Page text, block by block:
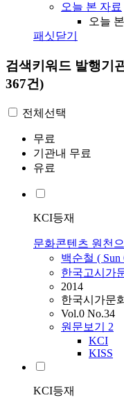
오늘 본 자료
오늘
패싯닫기
검색키워드 발행기
367건)
전체선택
무료
기관내 무료
유료
KCI등재
문화콘텐츠 원천
백순철 ( Sun
한국고시가
2014
한국시가문
Vol.0 No.34
원문보기 2
KCI
KISS
KCI등재